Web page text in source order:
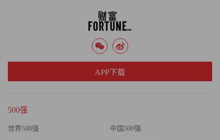
500强
世界500强 中国500强
APP下载